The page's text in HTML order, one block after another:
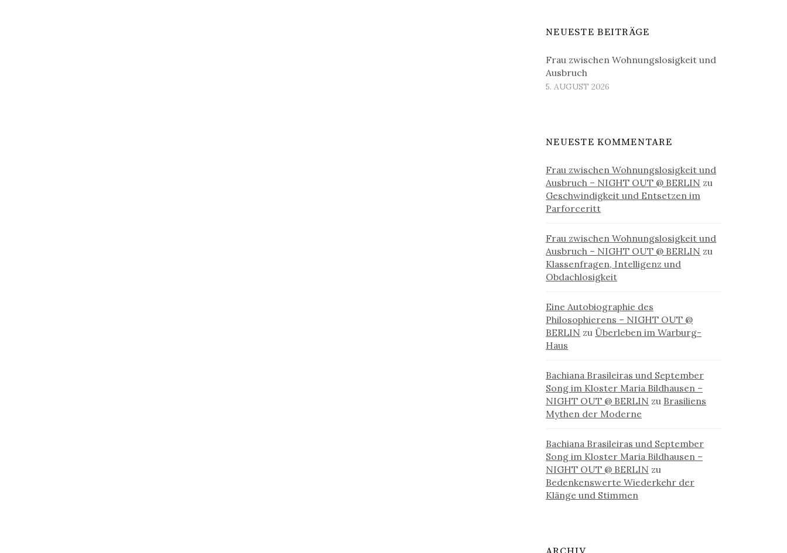
NEUESTE BEITRÄGE
Frau zwischen Wohnungslosigkeit und
Ausbruch
5. AUGUST 2026
NEUESTE KOMMENTARE
Frau zwischen Wohnungslosigkeit und
Ausbruch – NIGHT OUT @ BERLIN zu
Geschwindigkeit und Entsetzen im
Parforceritt
Frau zwischen Wohnungslosigkeit und
Ausbruch – NIGHT OUT @ BERLIN zu
Klassenfragen, Intelligenz und
Obdachlosigkeit
Eine Autobiographie des
Philosophierens – NIGHT OUT @
BERLIN zu Überleben im Warburg-
Haus
Bachiana Brasileiras und September
Song im Kloster Maria Bildhausen –
NIGHT OUT @ BERLIN zu Brasiliens
Mythen der Moderne
Bachiana Brasileiras und September
Song im Kloster Maria Bildhausen –
NIGHT OUT @ BERLIN zu
Bedenkenswerte Wiederkehr der
Klänge und Stimmen